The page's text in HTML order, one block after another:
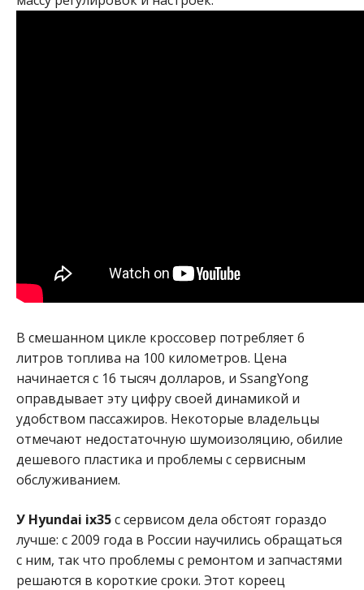
В смешанном цикле кроссовер потребляет 6
литров топлива на 100 километров. Цена
начинается с 16 тысяч долларов, и SsangYong
оправдывает эту цифру своей динамикой и
удобством пассажиров. Некоторые владельцы
отмечают недостаточную шумоизоляцию, обилие
дешевого пластика и проблемы с сервисным
обслуживанием.
У Hyundai ix35с сервисом дела обстоят гораздо
лучше: с 2009 года в России научились обращаться
с ним, так что проблемы с ремонтом и запчастями
решаются в короткие сроки. Этот кореец